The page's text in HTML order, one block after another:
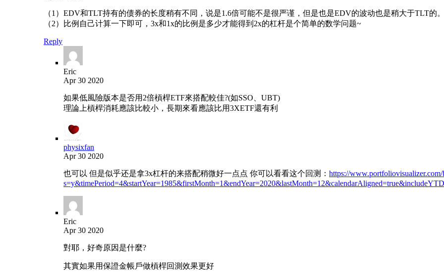
（1）EDV和TLT持有的债券的长度稍有不同，说是1.6倍可能不是很严谨，但是也是EDV的波动也是稍大于TLT的
（2）比例自己计算一下即可，3x和1x的比例是多少才能得到2x的杠杆是个简单的数学问题~
Reply
Eric
Apr 30 2020
如果低風險版本是否用2倍槓桿ETF來搭配較佳?(如SSO、UBT)
理論上槓桿消耗應該比較小，長期來看應該比用3XETF還有利
physixfan
Apr 30 2020
也可以 但是似乎还是拿3x杠杆的来搭配稍微好一点点 你可以看看这个回测： https://
Eric
Apr 30 2020
對耶，好奇原因是什麼?
其實如果用保證金帳戶做槓桿回測效果更好